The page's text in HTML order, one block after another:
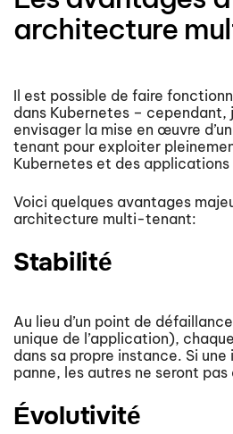
architecture
Il est possible de faire
dans Kubernetes – cependant,
envisager la mise en œuvre
tenant pour exploiter
Kubernetes et des
Voici quelques avantages
architecture multi-tenant:
Stabilité
Au lieu d’un point de
unique de l’application),
dans sa propre instance. Si
panne, les autres ne seront
Évolutivité